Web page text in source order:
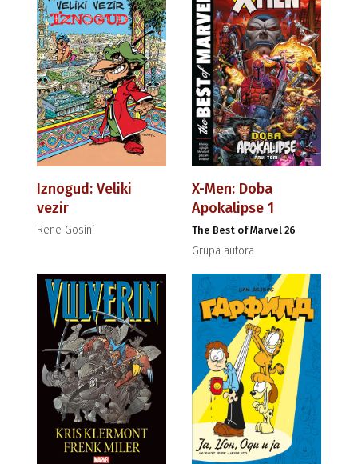
Iznogud: Veliki
vezir
Rene Gosini
X-Men: Doba
Apokalipse 1
The Best of Marvel 26
Grupa autora